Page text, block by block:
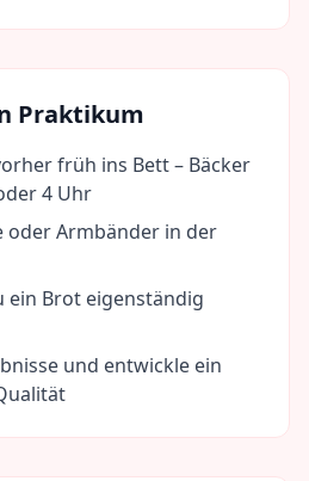
Praktikum
früh ins Bett – Bäcker
4 Uhr
oder Armbänder in der
ein Brot eigenständig
und entwickle ein